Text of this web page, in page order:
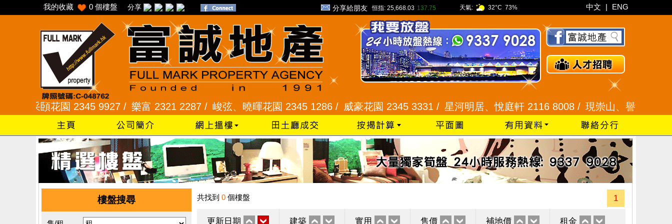
我的收藏 0 個樓盤 分享 分享給朋友 恒指: 25,668.03 137.75 天氣: 32°C 73% 中文 | ENG
采頣花園 2345 9927 /樂富 2321 2287 /峻弦、曉暉花園 2345 1286 /威豪花園 2345 3331 /星河明居、悅庭軒 2116 8008 /現崇山、譽港灣 2345
樓盤搜尋 共找到 0 個樓盤 1
更新日期 建築 實用 售價 補地價 租金